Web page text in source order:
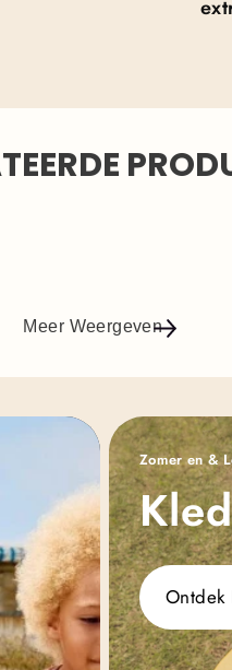
Meer Weergeven
Zomer en &
Ontdek